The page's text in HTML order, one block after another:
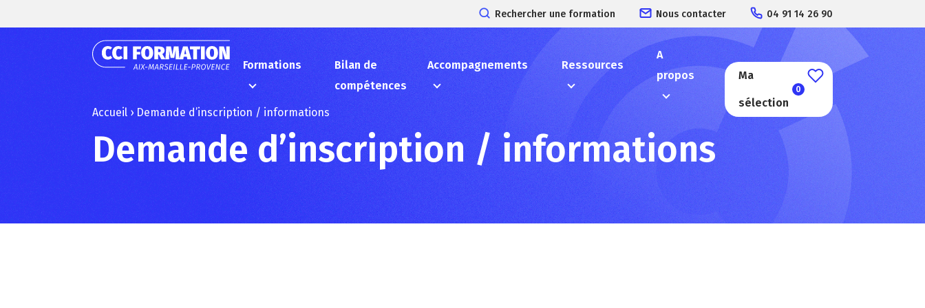
Rechercher une formation Nous contacter 04 91 14 26 90
Formations
Bilan de
compétences
Accompagnements Ressources
A
propos
Ma
sélection
0
Accueil › Demande d’inscription / informations
Demande d’inscription / informations